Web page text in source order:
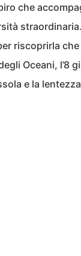
che
straordinaria.
riscoprirla
Oceani, l’8
e la